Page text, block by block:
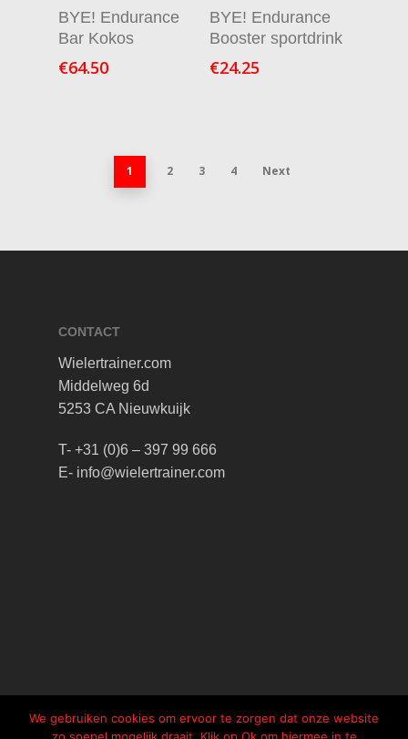
In Winkelmand
BYE! Endurance
Bar Kokos
€64.50
Verder Lezen
BYE! Endurance
Booster sportdrink
€24.25
1 2 3 4 Next
CONTACT
Wielertrainer.com
Middelweg 6d
5253 CA Nieuwkuijk
T- +31 (0)6 – 397 99 666
E- info@wielertrainer.com
We gebruiken cookies om ervoor te zorgen dat onze website